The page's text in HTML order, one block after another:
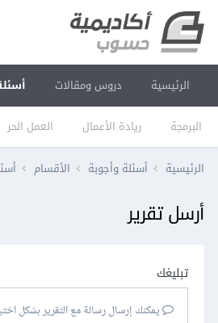
الرئيسية دروس ومقالات
البرمجة ريادة الأعمال العمل الحر
الرئيسية أسئلة وأجوبة الأقسام
أرسل تقرير
تبليغك
يمكنك إرسال رسالة مع التقرير بشكل